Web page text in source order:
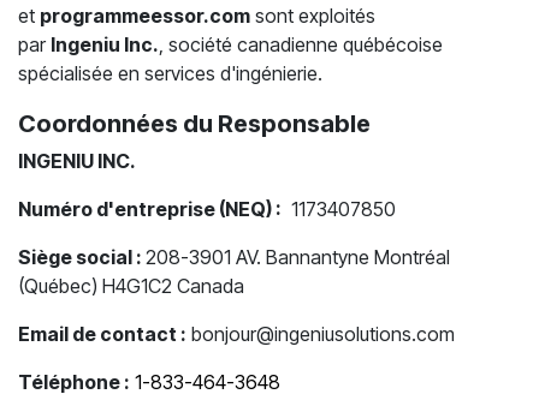
et programmeessor.com sont exploités
par Ingeniu Inc. , société canadienne québécoise
spécialisée en services d'ingénierie.
Coordonnées du Responsable
INGENIU INC.
Numéro d'entreprise (NEQ) : 1173407850
Siège social : 208-3901 AV. Bannantyne Montréal
(Québec) H4G1C2 Canada
Email de contact : bonjour@ingeniusolutions.com
Téléphone : 1-833-464-3648